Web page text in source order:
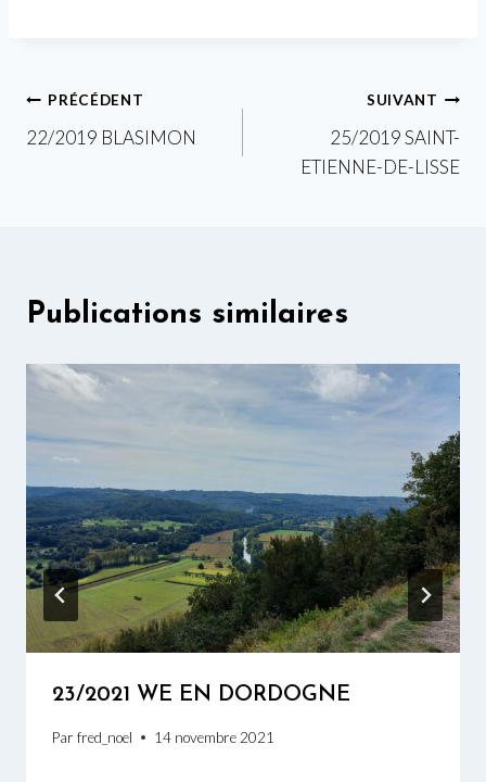
Navigation
de
PRÉCÉDENT
22/2019 BLASIMON
SUIVANT
25/2019 SAINT-
ETIENNE-DE-LISSE
Publications similaires
23/2021 WE EN DORDOGNE
Par fred_noel 14 novembre 2021